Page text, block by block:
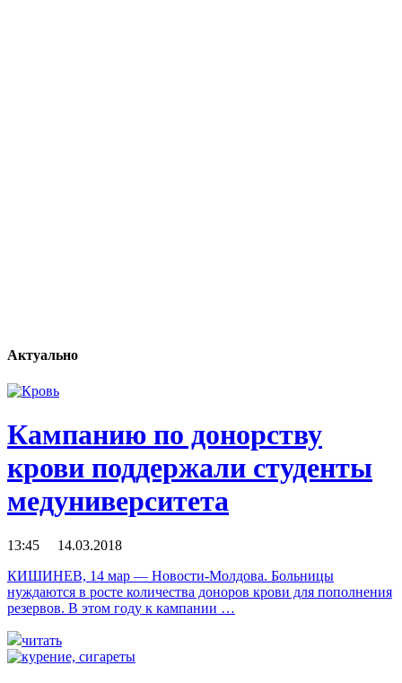
Актуально
Кампанию по донорству
крови поддержали студенты
медуниверситета
13:45 14.03.2018
КИШИНЕВ, 14 мар — Новости-Молдова. Больницы
нуждаются в росте количества доноров крови для пополнения
резервов. В этом году к кампании …
читать